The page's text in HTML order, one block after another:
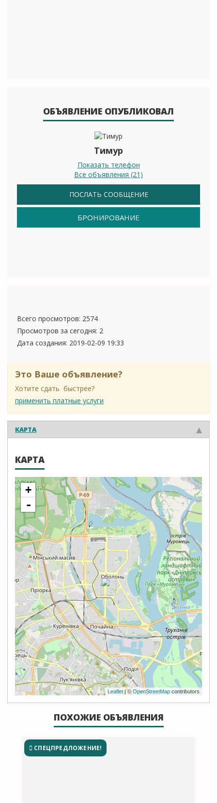
ОБЪЯВЛЕНИЕ ОПУБЛИКОВАЛ
Тимур
Показать телефон
Все объявления (21)
ПОСЛАТЬ СООБЩЕНИЕ
БРОНИРОВАНИЕ
Всего просмотров: 2574
Просмотров за сегодня: 2
Дата создания: 2019-02-09 19:33
Это Ваше объявление?
Хотите сдать быстрее?
применить платные услуги
КАРТА
КАРТА
+
-
Leaflet| ©OpenStreetMap contributors
ПОХОЖИЕ ОБЪЯВЛЕНИЯ
СПЕЦПРЕДЛОЖЕНИЕ!